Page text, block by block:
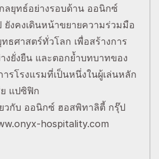
ลยุทธ์อย่างรอบด้าน ออนิกซ์
งคงเดินหน้าขยายความร่วมมือ
ธศาสตร์ทั่วโลก เพื่อสร้างการ
งยั่งยืน และตอกย้ำบทบาทของ
รโรงแรมที่เป็นหนึ่งในผู้เล่นหลัก
แปซิฟิก
วกับ ออนิกซ์ ฮอสพิทาลิตี้ กรุ๊ป
hospitality.com